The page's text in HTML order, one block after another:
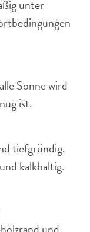
unter
Sonne wird
ist.
tiefgründig.
kalkhaltig.